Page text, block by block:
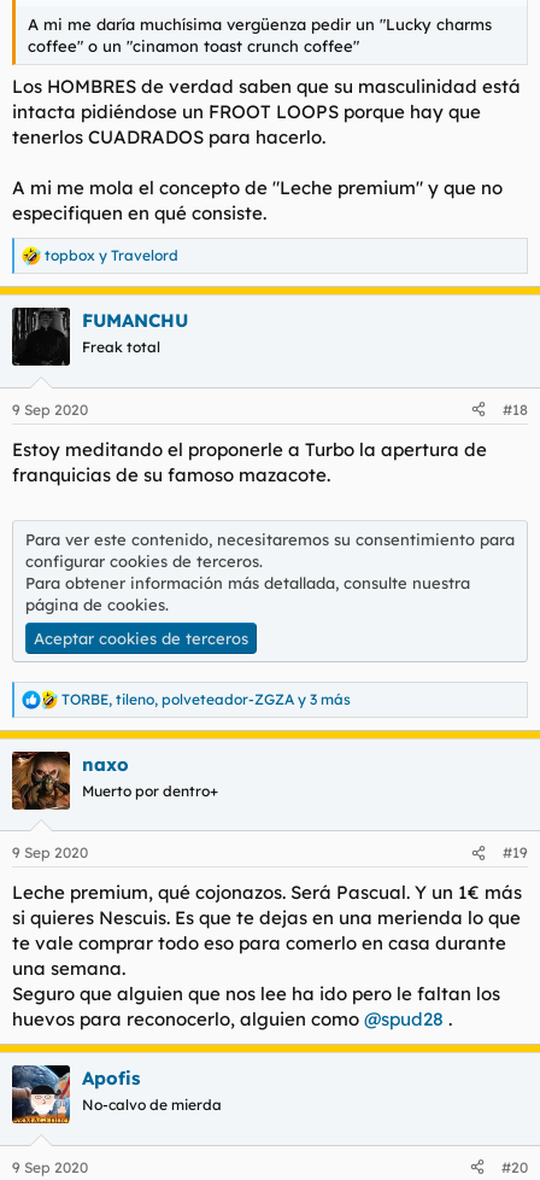
A mi me daría muchísima vergüenza pedir un "Lucky charms
coffee" o un "cinamon toast crunch coffee"
Los HOMBRES de verdad saben que su masculinidad está
intacta pidiéndose un FROOT LOOPS porque hay que
tenerlos CUADRADOS para hacerlo.
A mi me mola el concepto de "Leche premium" y que no
especifiquen en qué consiste.
R
e
c
c
e
:
topbox y Travelord
FUMANCHU
Freak total
9 Sep 2020 #18
Estoy meditando el proponerle a Turbo la apertura de
franquicias de su famoso mazacote.
Para ver este contenido, necesitaremos su consentimiento para
configurar cookies de terceros.
Para obtener información más detallada, consulte nuestra
página de cookies.
Aceptar cookies de terceros
R
e
a
c
c
i
e
:
TORBE, tileno, polveteador-ZGZA y 3 más
naxo
Muerto por dentro+
9 Sep 2020 #19
Leche premium, qué cojonazos. Será Pascual. Y un 1€ más
si quieres Nescuis. Es que te dejas en una merienda lo que
te vale comprar todo eso para comerlo en casa durante
una semana.
Seguro que alguien que nos lee ha ido pero le faltan los
huevos para reconocerlo, alguien como @spud28 .
Apofis
No-calvo de mierda
9 Sep 2020 #20